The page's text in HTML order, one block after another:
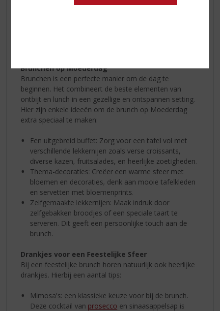
moeders in het zonnetje te zetten en te laten zien
Brunchen op Moederdag
Brunchen is een perfecte manier om de dag te
beginnen. Het combineert de beste elementen van
ontbijt en lunch in een gezellige en ontspannen setting.
Hier zijn enkele ideeën om de brunch op Moederdag
extra speciaal te maken:
Een uitgebreid buffet: Zorg voor een tafel vol met
verschillende lekkernijen zoals verse croissants,
diverse kazen, fruitsalades, en heerlijke zoetigheden.
Thema-decoraties: Creëer een warme sfeer met
bloemen en decoraties, denk aan mooie tafelkleden
en servetten met bloemenprints.
Zelfgemaakte lekkernijen: Maak indruk door
zelfgebakken broodjes of een speciale taart te
serveren. Dit geeft een persoonlijke touch aan de
brunch.
Drankjes voor een Feestelijke Sfeer
Bij een feestelijke brunch horen natuurlijk ook heerlijke
drankjes. Hierbij een aantal tips:
Mimosa's: een klassieke keuze voor bij de brunch.
Deze cocktail van prosecco en sinaasappelsap is